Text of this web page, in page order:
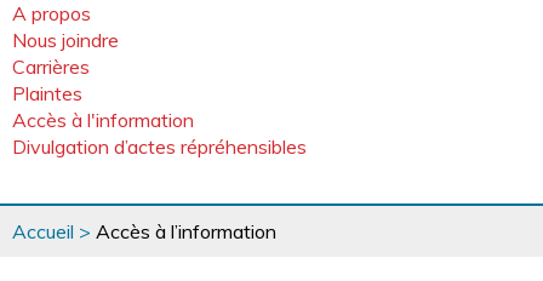
A propos
Nous joindre
Carrières
Plaintes
Accès à l'information
Divulgation d’actes répréhensibles
Vous
êtes
Accueil > Accès à l’information